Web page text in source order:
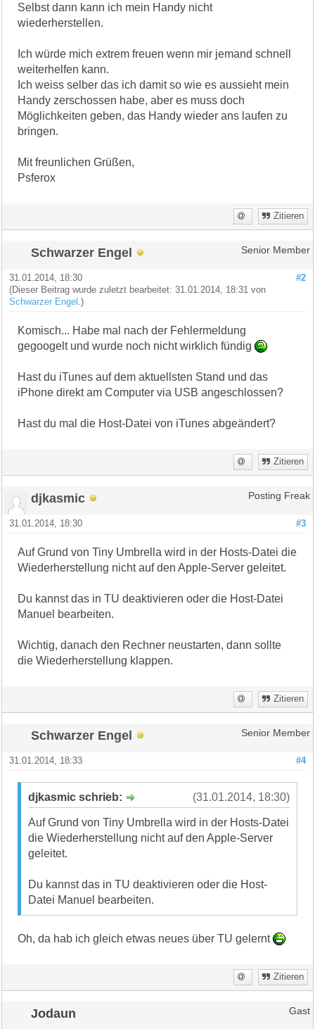
Selbst dann kann ich mein Handy nicht
wiederherstellen.
Ich würde mich extrem freuen wenn mir jemand schnell
weiterhelfen kann.
Ich weiss selber das ich damit so wie es aussieht mein
Handy zerschossen habe, aber es muss doch
Möglichkeiten geben, das Handy wieder ans laufen zu
bringen.
Mit freunlichen Grüßen,
Psferox
Zitieren
Schwarzer Engel Senior Member
#2
31.01.2014, 18:30
(Dieser Beitrag wurde zuletzt bearbeitet: 31.01.2014, 18:31 von
Schwarzer Engel .)
Komisch... Habe mal nach der Fehlermeldung
gegoogelt und wurde noch nicht wirklich fündig
Hast du iTunes auf dem aktuellsten Stand und das
iPhone direkt am Computer via USB angeschlossen?
Hast du mal die Host-Datei von iTunes abgeändert?
Zitieren
djkasmic Posting Freak
#3
31.01.2014, 18:30
Auf Grund von Tiny Umbrella wird in der Hosts-Datei die
Wiederherstellung nicht auf den Apple-Server geleitet.
Du kannst das in TU deaktivieren oder die Host-Datei
Manuel bearbeiten.
Wichtig, danach den Rechner neustarten, dann sollte
die Wiederherstellung klappen.
Zitieren
Schwarzer Engel Senior Member
#4
31.01.2014, 18:33
(31.01.2014, 18:30)
djkasmic schrieb:
Auf Grund von Tiny Umbrella wird in der Hosts-Datei
die Wiederherstellung nicht auf den Apple-Server
geleitet.
Du kannst das in TU deaktivieren oder die Host-
Datei Manuel bearbeiten.
Oh, da hab ich gleich etwas neues über TU gelernt
Zitieren
Jodaun Gast